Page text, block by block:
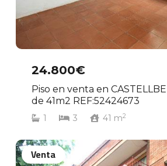
24.800€
Piso en venta en
de 41m2 REF:52424673
1 3 41 m2
Venta